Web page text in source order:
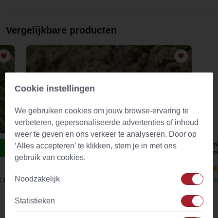
Vergelijkbare producten
1,97
Tulsi Kruid Poeder
Op voorraad
€ 2,77
Cookie instellingen
We gebruiken cookies om jouw browse-ervaring te
verbeteren, gepersonaliseerde advertenties of inhoud
weer te geven en ons verkeer te analyseren. Door op
‘Alles accepteren’ te klikken, stem je in met ons
gebruik van cookies.
Noodzakelijk
Statistieken